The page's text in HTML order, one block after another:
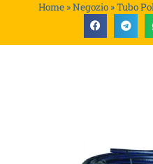
Home»Negozio»Tubo